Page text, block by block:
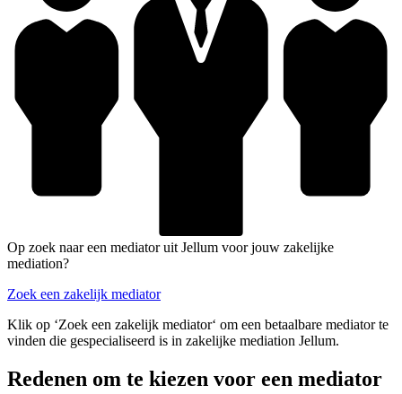
Op zoek naar een mediator uit Jellum voor jouw zakelijke
mediation?
Zoek een zakelijk mediator
Klik op ‘Zoek een zakelijk mediator‘ om een betaalbare mediator te
vinden die gespecialiseerd is in zakelijke mediation Jellum.
Redenen om te kiezen voor een mediator